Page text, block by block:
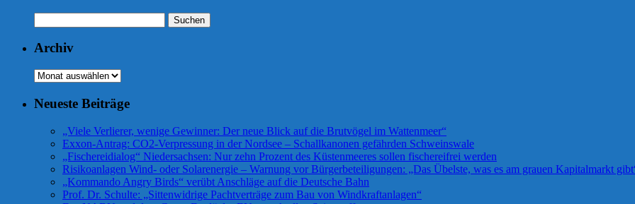
nach:
Archiv
Archiv
Neueste Beiträge
„Viele Verlierer, wenige Gewinner: Der neue Blick auf die Brutvögel im Wattenmeer“
Exxon-Antrag: CO2-Verpressung in der Nordsee – Schallkanonen gefährden Schweinswale
„Fischereidialog“ Niedersachsen: Nur zehn Prozent des Küstenmeeres sollen fischereifrei werden
Risikoanlagen Wind- oder Solarenergie – Warnung vor Bürgerbeteiligungen: „Das Übelste, was es am grauen Kapitalmarkt
„Kommando Angry Birds“ verübt Anschläge auf die Deutsche Bahn
Prof. Dr. Schulte: „Sittenwidrige Pachtverträge zum Bau von Windkraftanlagen“